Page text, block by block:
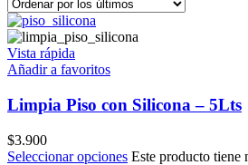
Vista rápida
Añadir a favoritos
Limpia Piso con Silicona – 5Lts
$3.900
Seleccionar opciones Este producto tiene